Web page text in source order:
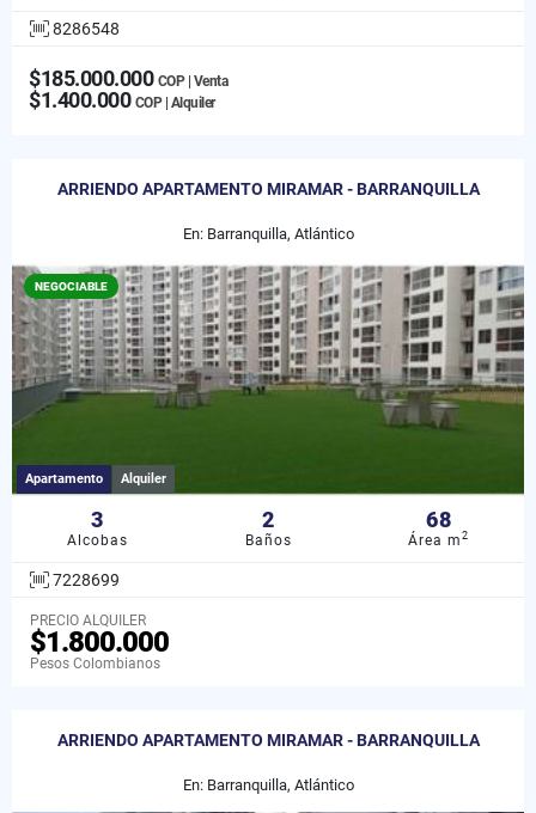
8286548
$185.000.000 COP | Venta
$1.400.000 COP | Alquiler
ARRIENDO APARTAMENTO MIRAMAR - BARRANQUILLA
En: Barranquilla, Atlántico
NEGOCIABLE
Apartamento Alquiler
3
Alcobas
2
Baños
68
Área m2
7228699
PRECIO ALQUILER
$1.800.000
Pesos Colombianos
ARRIENDO APARTAMENTO MIRAMAR - BARRANQUILLA
En: Barranquilla, Atlántico